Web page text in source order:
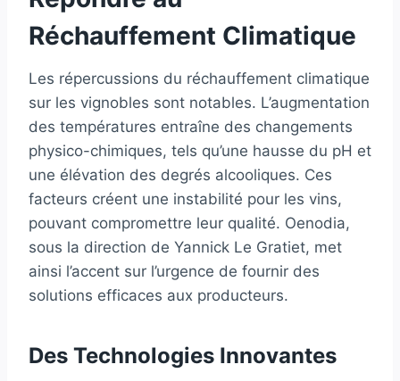
Réchauffement Climatique
Les répercussions du réchauffement climatique
sur les vignobles sont notables. L’augmentation
des températures entraîne des changements
physico-chimiques, tels qu’une hausse du pH et
une élévation des degrés alcooliques. Ces
facteurs créent une instabilité pour les vins,
pouvant compromettre leur qualité. Oenodia,
sous la direction de Yannick Le Gratiet, met
ainsi l’accent sur l’urgence de fournir des
solutions efficaces aux producteurs.
Des Technologies Innovantes